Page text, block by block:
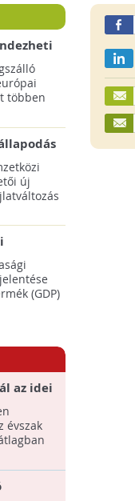
többen
28.
új
(GDP)
az idei
évszak